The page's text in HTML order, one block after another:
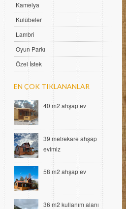
Kamelya
Kulübeler
Lambri
Oyun Parkı
Özel İstek
EN ÇOK TIKLANANLAR
40 m2 ahşap ev
39 metrekare ahşap
evimiz
58 m2 ahşap ev
36 m2 kullanım alanı